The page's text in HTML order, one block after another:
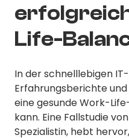
Life-
In der schnelllebigen
Erfahrungsberichte und
eine gesunde Work-
kann. Eine Fallstudie
Spezialistin, hebt